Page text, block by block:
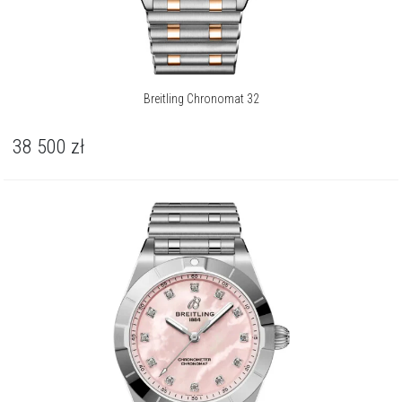
Breitling Chronomat 32
38 500 zł